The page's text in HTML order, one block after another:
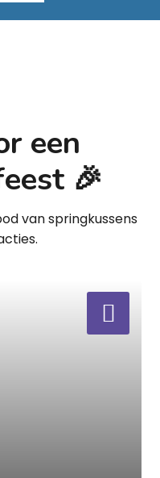
een
🎉
van springkussens